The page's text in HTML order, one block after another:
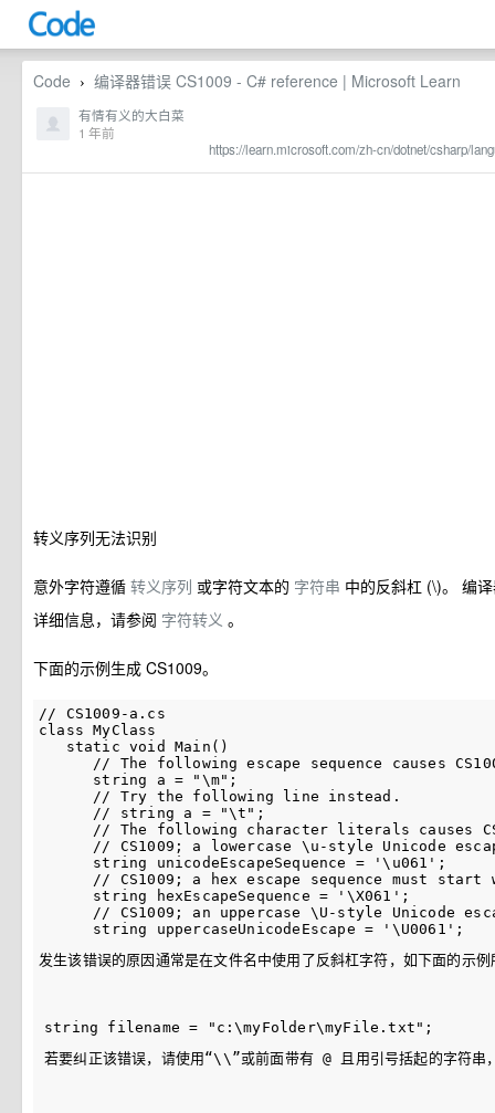
Code › 编译器错误 CS1009 - C# reference | Microsoft Learn
https://learn.microsoft.com/zh-cn/dotnet/csharp/
有情有义的大白菜
1 年前
转义序列无法识别
意外字符遵循 转义序列 或字符文本的 字符串 中的反斜杠 (\)。 编
详细信息，请参阅 字符转义 。
下面的示例生成 CS1009。
// CS1009-a.cs
class MyClass
   static void Main()
// The following escape sequence causes
      string a = "\m";
      // Try the following line instead.
      // string a = "\t";
// The following character literals causes
// CS1009; a lowercase \u-style Unicode
      string unicodeEscapeSequence = '\u061';
// CS1009; a hex escape sequence must start
      string hexEscapeSequence = '\X061';
// CS1009; an uppercase \U-style Unicode
发生该错误的原因通常是在文件名中使用了反斜杠字符，如下面的示例
若要纠正该错误，请使用“\\”或前面带有 @ 且用引号括起的字符串